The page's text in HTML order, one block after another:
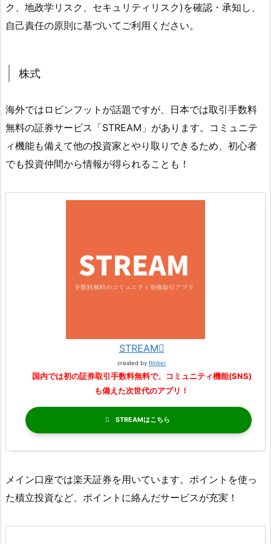
ク、地政学リスク、セキュリティリスク)を確認・承知し、
自己責任の原則に基づいてご利用ください。
株式
海外ではロビンフットが話題ですが、日本では取引手数料
無料の証券サービス「STREAM」があります。コミュニテ
ィ機能も備えて他の投資家とやり取りできるため、初心者
でも投資仲間から情報が得られることも！
STREAM
created by Rinker
国内では初の証券取引手数料無料で、コミュニティ機能(SNS)
も備えた次世代のアプリ！
STREAM
メイン口座では楽天証券を用いています。ポイントを使っ
た積立投資など、ポイントに絡んだサービスが充実！